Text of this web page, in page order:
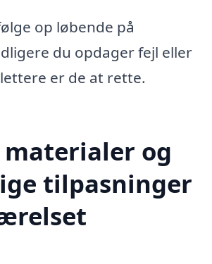
op løbende på
du opdager fejl eller
er de at rette.
materialer og
tilpasninger